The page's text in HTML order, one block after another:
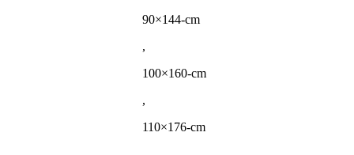
90×144-cm
,
100×160-cm
,
110×176-cm